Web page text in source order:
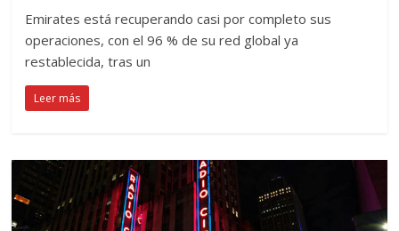
Emirates está recuperando casi por completo sus
operaciones, con el 96 % de su red global ya
restablecida, tras un
Leer más